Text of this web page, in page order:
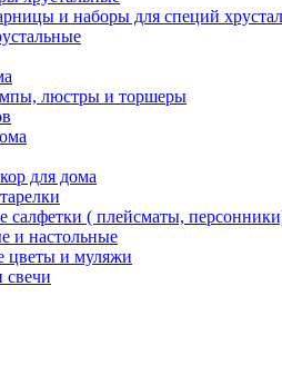
и наборы для специй
люстры и торшеры
для дома
салфетки ( плейсматы,
и настольные
цветы и муляжи
свечи